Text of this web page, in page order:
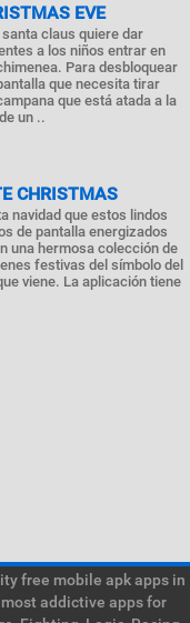
EVE
santa claus quiere dar
a los niños entrar en
Para desbloquear
que necesita tirar
que está atada a la
un ..
CHRISTMAS
navidad que estos lindos
de pantalla energizados
una hermosa colección de
festivas del símbolo del
viene. La aplicación tiene
free mobile apk apps in
addictive apps for